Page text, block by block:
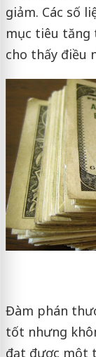
giảm. Các số
mục tiêu tăng
cho thấy điều
Đàm phán
tốt nhưng
đạt được một